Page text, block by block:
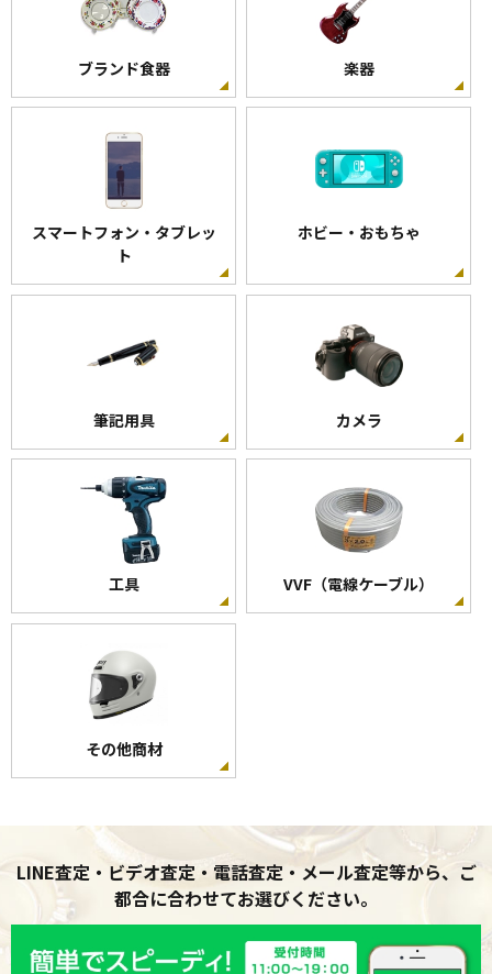
ブランド食器 楽器
スマートフォン・タブレッ
ト
ホビー・おもちゃ
筆記用具 カメラ
工具 VVF（電線ケーブル）
その他商材
LINE査定・ビデオ査定・電話査定・メール査定等から、ご
都合に合わせてお選びください。